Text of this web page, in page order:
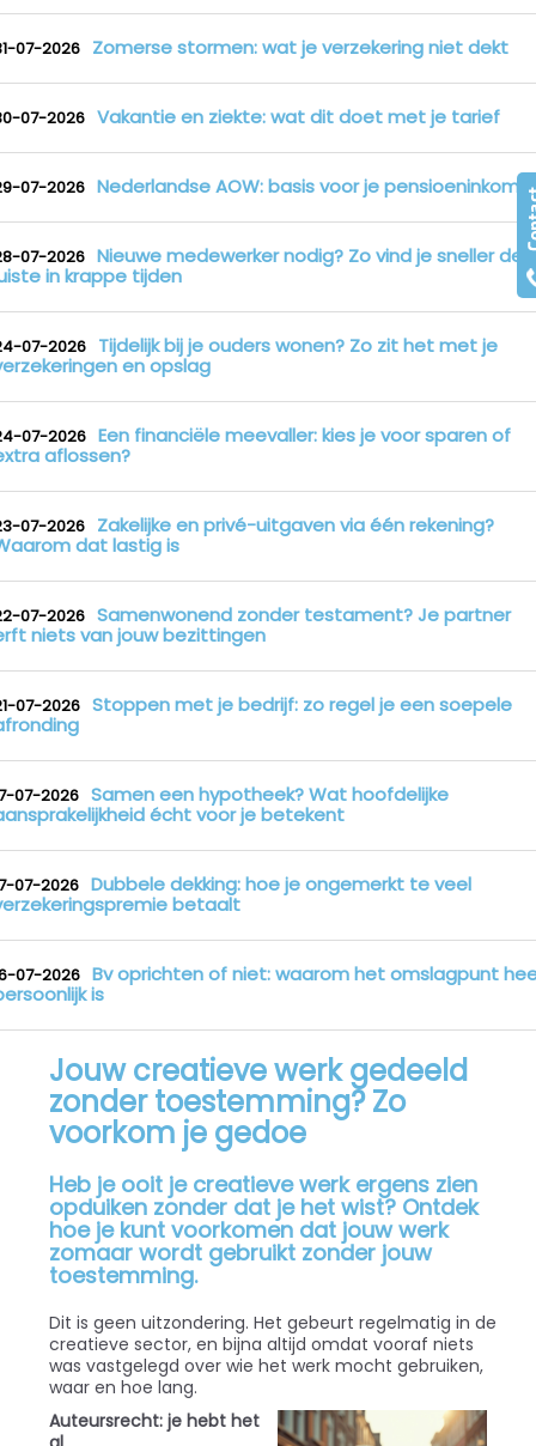
07-2026 Zomerse stormen: wat je verzekering niet dekt
07-2026 Vakantie en ziekte: wat dit doet met je tarief
07-2026 Nederlandse AOW: basis voor je
07-2026 Nieuwe medewerker nodig? Zo vind je sneller de
in krappe tijden
07-2026 Tijdelijk bij je ouders wonen? Zo zit het met je
en opslag
07-2026 Een financiële meevaller: kies je voor sparen of
aflossen?
07-2026 Zakelijke en privé-uitgaven via één rekening?
dat lastig is
07-2026 Samenwonend zonder testament? Je partner
niets van jouw bezittingen
07-2026 Stoppen met je bedrijf: zo regel je een soepele
07-2026 Samen een hypotheek? Wat hoofdelijke
écht voor je betekent
07-2026 Dubbele dekking: hoe je ongemerkt te veel
betaalt
07-2026 Bv oprichten of niet: waarom het omslagpunt
is
Jouw creatieve werk gedeeld
zonder toestemming? Zo
voorkom je gedoe
Heb je ooit je creatieve werk ergens zien
opduiken zonder dat je het wist? Ontdek
hoe je kunt voorkomen dat jouw werk
zomaar wordt gebruikt zonder jouw
toestemming.
Dit is geen uitzondering. Het gebeurt regelmatig in de
creatieve sector, en bijna altijd omdat vooraf niets
was vastgelegd over wie het werk mocht gebruiken,
waar en hoe lang.
Auteursrecht: je hebt het